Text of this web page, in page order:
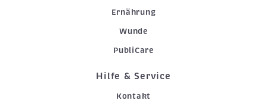
Ernährung
Wunde
PubliCare
Hilfe & Service
Kontakt